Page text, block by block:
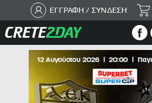
ΕΓΓΡΑΦΗ / ΣΥΝΔΕΣΗ